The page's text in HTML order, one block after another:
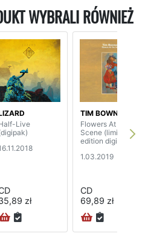
WYBRALI RÓWNIEŻ
Live
zł
TIM BOWNESS
Flowers At The
Scene (limited
edition digipak)
1.03.2019
CD
69,89 zł